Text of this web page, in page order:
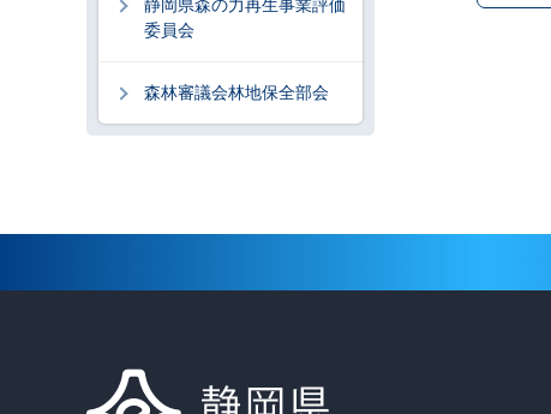
静岡県森の力再生事業評価
委員会
森林審議会林地保全部会